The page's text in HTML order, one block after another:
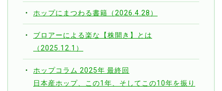
ホップにまつわる書籍（2026.4.28）
ブロアーによる楽な【株開き】とは
（2025.12.1）
ホップコラム 2025年 最終回
日本産ホップ、この1年、そしてこの10年を振り